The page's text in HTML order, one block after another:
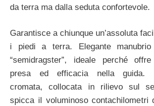
da terra ma dalla seduta confortevole.
Garantisce a chiunque un’assoluta
i piedi a terra. Elegante
“semidragster”, ideale perché
presa ed efficacia nella guida.
cromata, collocata in rilievo sul
spicca il voluminoso contachilometri